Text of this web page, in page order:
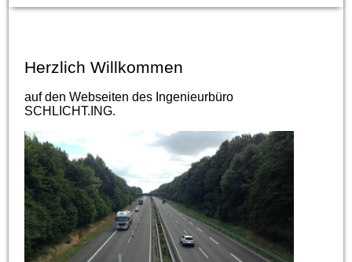
Herzlich Willkommen
auf den Webseiten des Ingenieurbüro
SCHLICHT.ING.